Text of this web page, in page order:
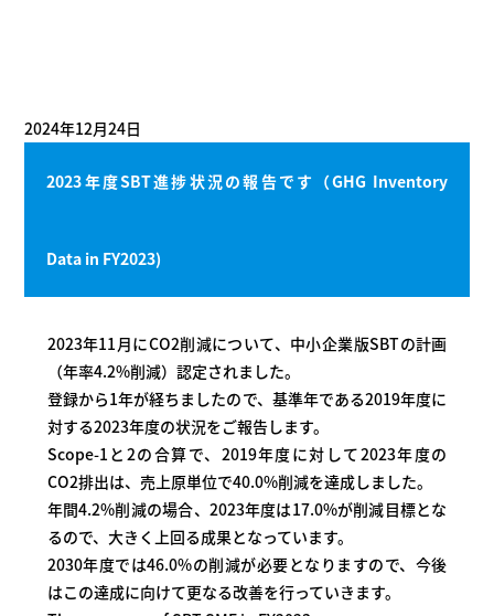
2024年12月24日
2023年度SBT進捗状況の報告です（GHG Inventory
Data in FY2023)
2023年11月にCO2削減について、中小企業版SBTの計画
（年率4.2%削減）認定されました。
登録から1年が経ちましたので、基準年である2019年度に
対する2023年度の状況をご報告します。
Scope-1と2の合算で、2019年度に対して2023年度の
CO2排出は、売上原単位で40.0%削減を達成しました。
年間4.2%削減の場合、2023年度は17.0%が削減目標とな
るので、大きく上回る成果となっています。
2030年度では46.0%の削減が必要となりますので、今後
はこの達成に向けて更なる改善を行っていきます。